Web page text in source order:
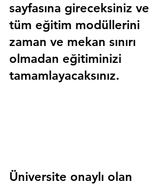
sayfasına gireceksiniz ve
tüm eğitim modüllerini
zaman ve mekan sınırı
olmadan eğitiminizi
tamamlayacaksınız.
Üniversite onaylı olan